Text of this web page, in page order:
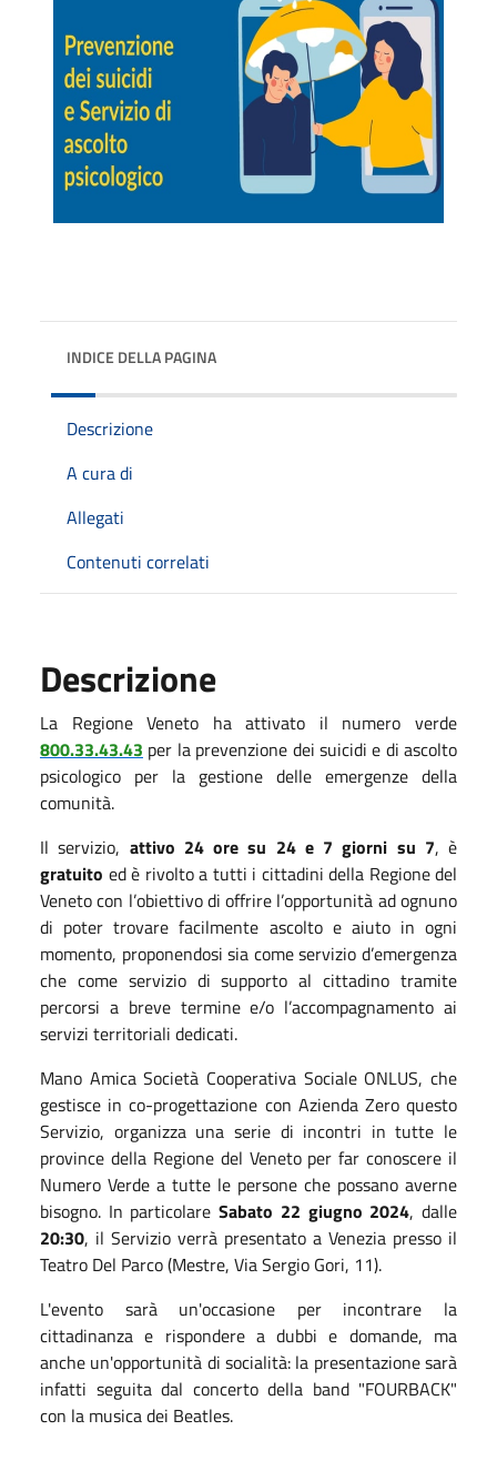
INDICE DELLA PAGINA
Descrizione
A cura di
Allegati
Contenuti correlati
Descrizione
La Regione Veneto ha attivato il numero verde
800.33.43.43 per la prevenzione dei suicidi e di ascolto
psicologico per la gestione delle emergenze della
comunità.
Il servizio, attivo 24 ore su 24 e 7 giorni su 7, è
gratuito ed è rivolto a tutti i cittadini della Regione del
Veneto con l’obiettivo di offrire l’opportunità ad ognuno
di poter trovare facilmente ascolto e aiuto in ogni
momento, proponendosi sia come servizio d’emergenza
che come servizio di supporto al cittadino tramite
percorsi a breve termine e/o l’accompagnamento ai
servizi territoriali dedicati.
Mano Amica Società Cooperativa Sociale ONLUS, che
gestisce in co-progettazione con Azienda Zero questo
Servizio, organizza una serie di incontri in tutte le
province della Regione del Veneto per far conoscere il
Numero Verde a tutte le persone che possano averne
bisogno. In particolareSabato 22 giugno 2024, dalle
20:30, il Servizio verrà presentato a Venezia presso il
Teatro Del Parco (Mestre, Via Sergio Gori, 11).
L'evento sarà un'occasione per incontrare la
cittadinanza e rispondere a dubbi e domande, ma
anche un'opportunità di socialità: la presentazione sarà
infatti seguita dal concerto della band "FOURBACK"
con la musica dei Beatles.